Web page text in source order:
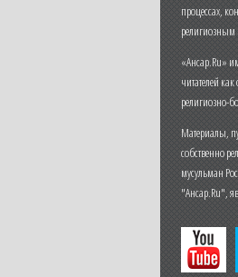
процессах,
«Ансар.Ru»
читателей
религиозно-
Материалы,
собственно
мусульман
"Ансар.Ru",